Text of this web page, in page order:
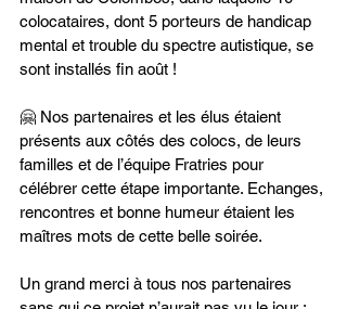
colocataires, dont 5 porteurs de handicap
mental et trouble du spectre autistique, se
sont installés fin août !
🤗 Nos partenaires et les élus étaient
présents aux côtés des colocs, de leurs
familles et de l’équipe Fratries pour
célébrer cette étape importante. Echanges,
rencontres et bonne humeur étaient les
maîtres mots de cette belle soirée.
Un grand merci à tous nos partenaires